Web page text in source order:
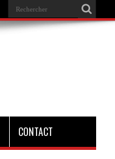
CONTACT